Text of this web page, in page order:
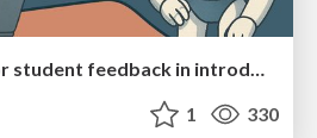
Leveraging LLMs for student feedback in introductory data science courses - posit::conf(2025)
1 330